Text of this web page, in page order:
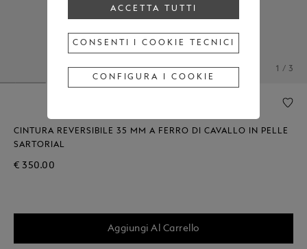
1 / 3
CINTURA REVERSIBILE 35 MM A FERRO DI CAVALLO IN PELLE
SARTORIAL
€ 350.00
Aggiungi Al Carrello
consenso all’utilizzo di alcuni o di
tutti i cookie, clicca “Configura i
cookie”, oppure, per maggiori
Cliccando su “Accetta tutti”, esprimi
il tuo consenso all’utilizzo dei
tecnici”, esprimi il tuo consenso
ACCETTA TUTTI
CONSENTI I COOKIE TECNICI
CONFIGURA I COOKIE